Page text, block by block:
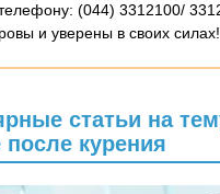
(044) 3312100/
и уверены в своих силах!
статьи на
после курения